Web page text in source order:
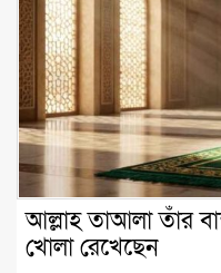
আল্লাহ তাআলা তাঁর
খোলা রেখেছেন